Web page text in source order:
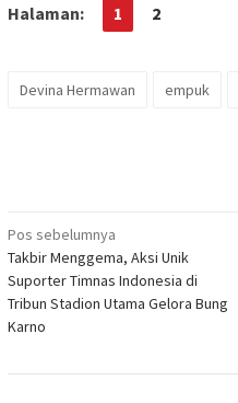
Halaman: 1 2
Devina Hermawan empuk
Navigasi
pos
Pos sebelumnya
Takbir Menggema, Aksi Unik
Suporter Timnas Indonesia di
Tribun Stadion Utama Gelora Bung
Karno